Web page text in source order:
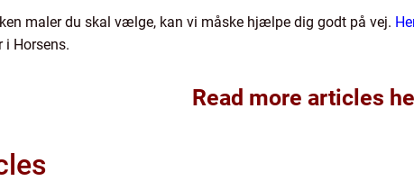
maler du skal vælge, kan vi måske hjælpe dig godt på vej.
i Horsens.
Read more articles